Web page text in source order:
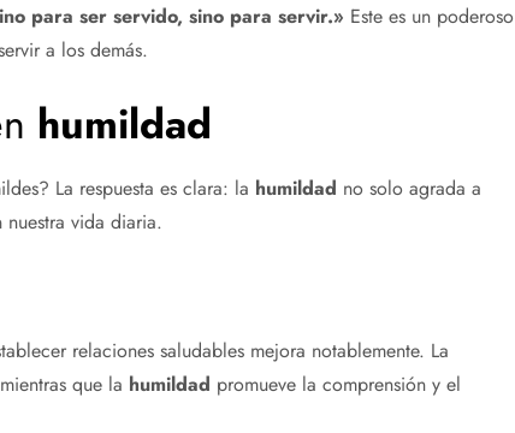
para ser servido, sino para servir.» Este es un poderoso
a los demás.
humildad
La respuesta es clara: la humildad no solo agrada a
vida diaria.
relaciones saludables mejora notablemente. La
que la humildad promueve la comprensión y el